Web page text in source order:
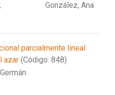
González, Ana
parcialmente lineal
azar (Código: 848)